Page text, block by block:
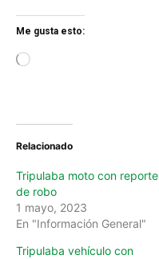
Me gusta esto:
g
Relacionado
Tripulaba moto con reporte
de robo
1 mayo, 2023
En "Información General"
Tripulaba vehículo con